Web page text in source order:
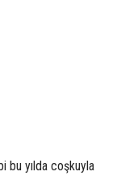
bu yılda coşkuyla